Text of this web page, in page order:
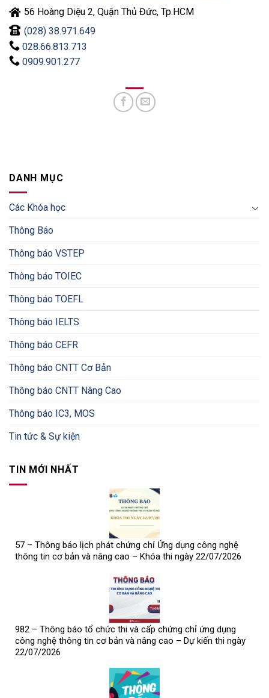
56 Hoàng Diệu 2, Quận Thủ Đức, Tp.HCM
(028) 38.971.649
028.66.813.713
0909.901.277
DANH MỤC
Các Khóa học
Thông Báo
Thông báo VSTEP
Thông báo TOIEC
Thông báo TOEFL
Thông báo IELTS
Thông báo CEFR
Thông báo CNTT Cơ Bản
Thông báo CNTT Nâng Cao
Thông báo IC3, MOS
Tin tức & Sự kiện
TIN MỚI NHẤT
57 – Thông báo lịch phát chứng chỉ Ứng dụng công nghệ
thông tin cơ bản và nâng cao – Khóa thi ngày 22/07/2026
982 – Thông báo tổ chức thi và cấp chứng chỉ ứng dụng
công nghệ thông tin cơ bản và nâng cao – Dự kiến thi ngày
22/07/2026